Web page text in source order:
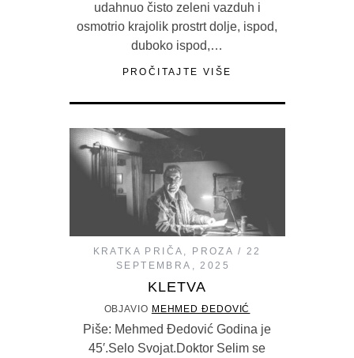
udahnuo čisto zeleni vazduh i
osmotrio krajolik prostrt dolje, ispod,
duboko ispod,…
PROČITAJTE VIŠE
KRATKA PRIČA , PROZA
22
SEPTEMBRA, 2025
KLETVA
OBJAVIO MEHMED ĐEDOVIĆ
Piše: Mehmed Đedović Godina je
45′.Selo Svojat.Doktor Selim se